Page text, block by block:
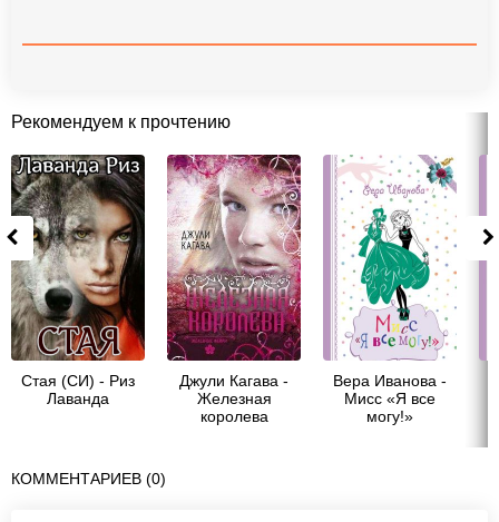
Рекомендуем к прочтению
Стая (СИ) - Риз
Лаванда
Джули Кагава -
Железная
королева
Вера Иванова -
Мисс «Я все
могу!»
КОММЕНТАРИЕВ (0)